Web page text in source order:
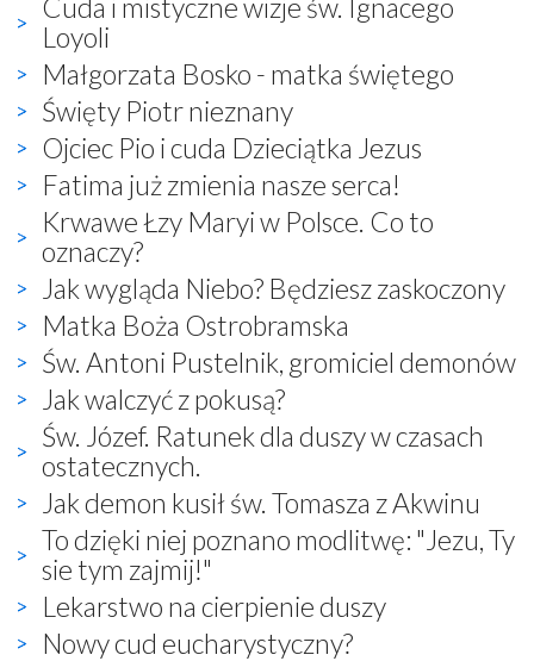
Cuda i mistyczne wizje św. Ignacego
Loyoli
Małgorzata Bosko - matka świętego
Święty Piotr nieznany
Ojciec Pio i cuda Dzieciątka Jezus
Fatima już zmienia nasze serca!
Krwawe Łzy Maryi w Polsce. Co to
oznaczy?
Jak wygląda Niebo? Będziesz zaskoczony
Matka Boża Ostrobramska
Św. Antoni Pustelnik, gromiciel demonów
Jak walczyć z pokusą?
Św. Józef. Ratunek dla duszy w czasach
ostatecznych.
Jak demon kusił św. Tomasza z Akwinu
To dzięki niej poznano modlitwę: "Jezu, Ty
sie tym zajmij!"
Lekarstwo na cierpienie duszy
Nowy cud eucharystyczny?